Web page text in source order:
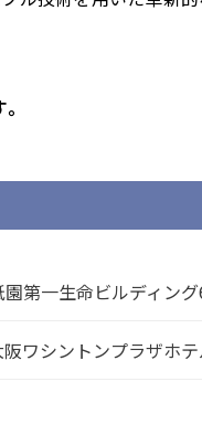
｡
第一生命ビルディング
ワシントンプラザホテ